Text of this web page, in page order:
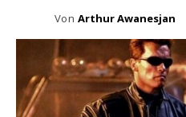
Von Arthur Awanesjan